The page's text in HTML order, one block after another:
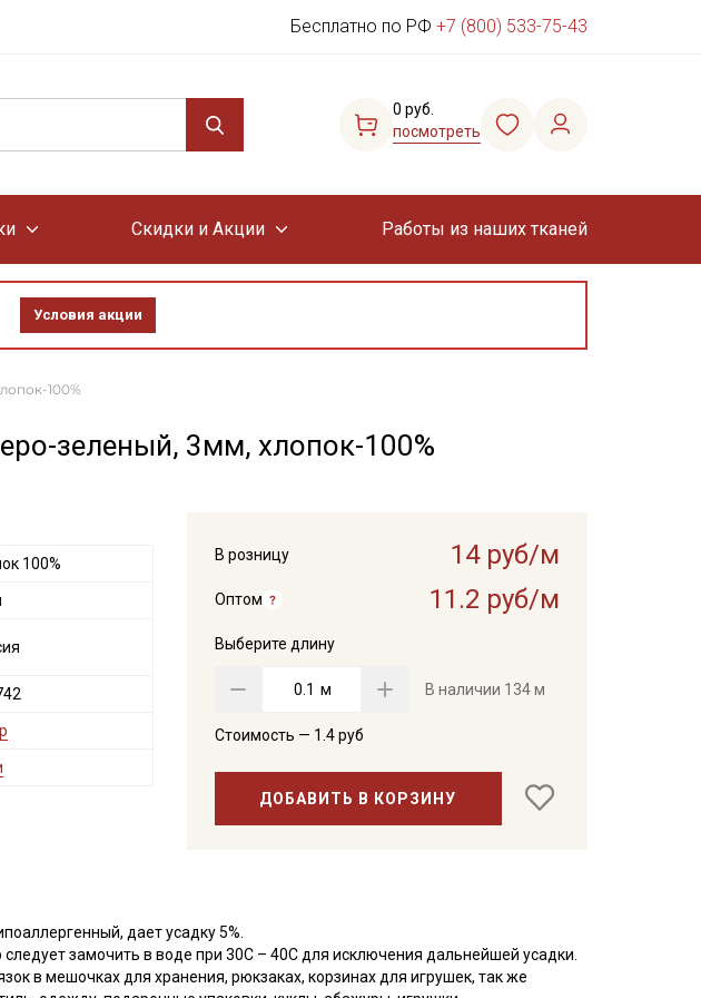
Бесплатно по РФ +7 (800) 533-75-43
0 руб.
посмотреть
Скидки и Акции Работы из наших тканей
Условия акции
100%
зеленый, 3мм, хлопок-100%
В розницу 14 руб/м
Оптом 11.2 руб/м
Выберите длину
м В наличии 134 м
Стоимость — 1.4руб
ДОБАВИТЬ В КОРЗИНУ
100%
дает усадку 5%.
замочить в воде при 30С – 40С для исключения дальнейшей усадки.
в мешочках для хранения, рюкзаках, корзинах для игрушек, так же